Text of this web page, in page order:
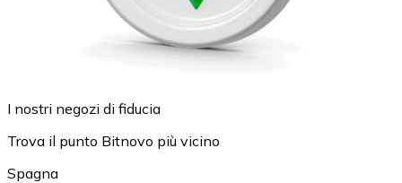
I nostri negozi di fiducia
Trova il punto Bitnovo più vicino
Spagna